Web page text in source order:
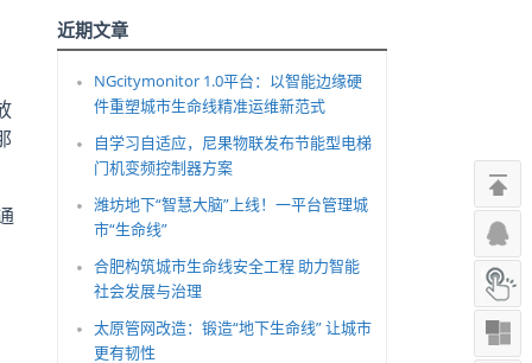
近期文章
NGcitymonitor 1.0平台：以智能边缘硬
件重塑城市生命线精准运维新范式
自学习自适应，尼果物联发布节能型电梯
门机变频控制器方案
潍坊地下“智慧大脑”上线！一平台管理城
市“生命线”
合肥构筑城市生命线安全工程 助力智能
社会发展与治理
太原管网改造：锻造“地下生命线” 让城市
更有韧性